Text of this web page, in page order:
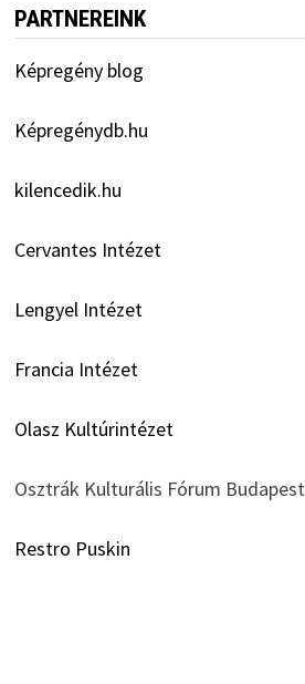
PARTNEREINK
Képregény blog
Képregénydb.hu
kilencedik.hu
Cervantes Intézet
Lengyel Intézet
Francia Intézet
Olasz Kultúrintézet
Osztrák Kulturális Fórum Budapest
Restro Puskin